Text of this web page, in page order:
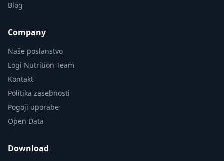
Blog
Company
Naše poslanstvo
Logi Nutrition Team
Kontakt
Politika zasebnosti
Pogoji uporabe
Open Data
Download